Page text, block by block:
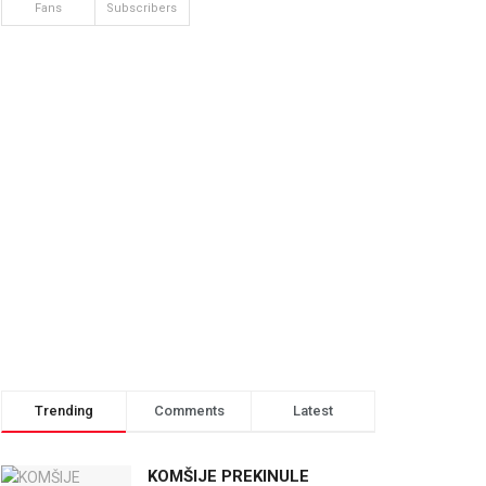
Fans Subscribers
Trending Comments Latest
KOMŠIJE PREKINULE